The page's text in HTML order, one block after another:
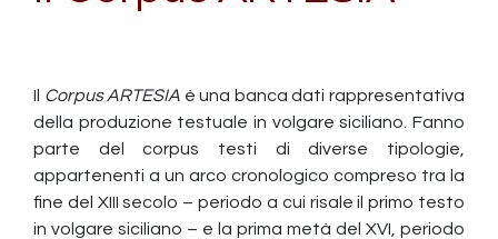
Il Corpus ARTESIA è una banca dati rappresentativa
della produzione testuale in volgare siciliano. Fanno
parte del corpus testi di diverse tipologie,
appartenenti a un arco cronologico compreso tra la
fine del XIII secolo – periodo a cui risale il primo testo
in volgare siciliano – e la prima metà del XVI, periodo